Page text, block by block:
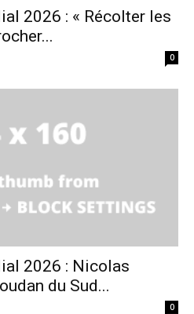
2026 : « Récolter les
0
2026 : Nicolas
du Sud...
0